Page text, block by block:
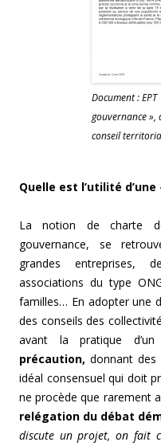
Document :
gouvernance »,
conseil
Quelle est l’utilité
La notion de charte
gouvernance, se
grandes entreprises,
associations du type
familles… En adopter une
des conseils des
avant la pratique d’un
précaution, donnant des
idéal consensuel qui doit
ne procède que rarement
relégation du débat
discute un projet, on fait